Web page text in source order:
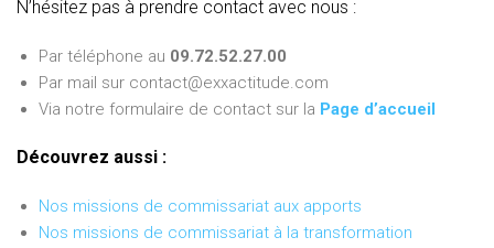
N’hésitez pas à prendre contact avec nous :
Par téléphone au 09.72.52.27.00
Par mail sur contact@exxactitude.com
Via notre formulaire de contact sur la Page d’accueil
Découvrez aussi :
Nos missions de commissariat aux apports
Nos missions de commissariat à la transformation